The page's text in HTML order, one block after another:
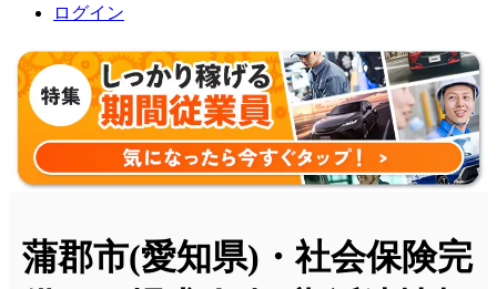
ログイン
蒲郡市(愛知県)・社会保険完